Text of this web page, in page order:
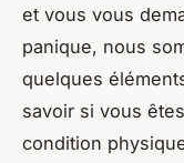
et vous vous
panique, nous
quelques
savoir si vous
condition